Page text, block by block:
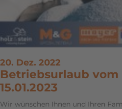
20. Dez. 2022
Betriebsurlaub vom
15.01.2023
Wir wünschen Ihnen und Ihren